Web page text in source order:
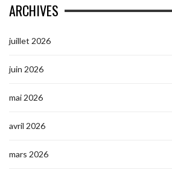
ARCHIVES
juillet 2026
juin 2026
mai 2026
avril 2026
mars 2026